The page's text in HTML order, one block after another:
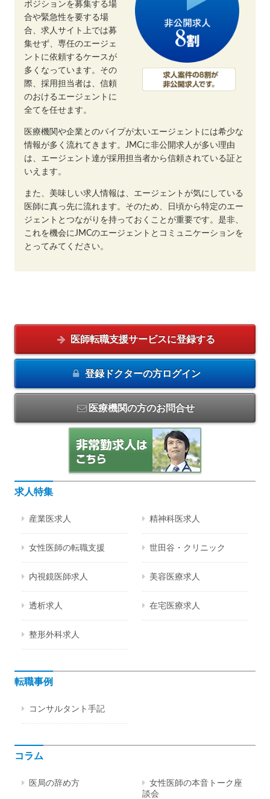
ポジションを募集する場
合や緊急性を要する場
合、求人サイト上では募
集せず、専任のエージェ
ントに依頼するケースが
多くなっています。その
際、採用担当者は、信頼
のおけるエージェントに
全てを任せます。
医療機関や企業とのパイプが太いエージェントには希少な
情報が多く流れてきます。JMCに非公開求人が多い理由
は、エージェント達が採用担当者から信頼されている証と
いえます。
また、美味しい求人情報は、エージェントが気にしている
医師に真っ先に流れます。そのため、日頃から特定のエー
ジェントとつながりを持っておくことが重要です。是非、
これを機会にJMCのエージェントとコミュニケーションを
とってみてください。
医師転職支援サービスに登録する
登録ドクターの方ログイン
医療機関の方のお問合せ
求人特集
産業医求人 精神科医求人
女性医師の転職支援 世田谷・クリニック
内視鏡医師求人 美容医療求人
透析求人 在宅医療求人
整形外科求人
転職事例
コンサルタント手記
コラム
医局の辞め方
女性医師の本音トーク座
談会